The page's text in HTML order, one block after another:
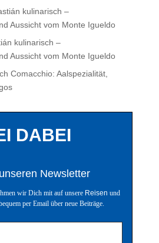
kulinarisch –
Aussicht vom Monte Igueldo
kulinarisch –
Aussicht vom Monte Igueldo
Comacchio: Aalspezialität,
DABEI
Newsletter
wir Dich mit auf unsere Reisen und
per Email über neue Beiträge.